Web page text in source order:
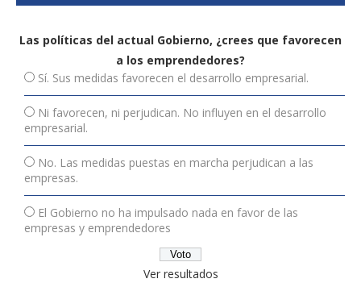
Las políticas del actual Gobierno, ¿crees que favorecen
a los emprendedores?
Sí. Sus medidas favorecen el desarrollo empresarial.
Ni favorecen, ni perjudican. No influyen en el desarrollo
empresarial.
No. Las medidas puestas en marcha perjudican a las
empresas.
El Gobierno no ha impulsado nada en favor de las
empresas y emprendedores
Ver resultados